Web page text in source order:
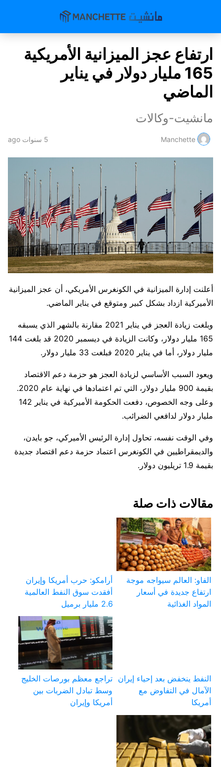
ارتفاع عجز الميزانية الأمريكية
165 مليار دولار في يناير
الماضي
مانشيت-وكالات
Manchette 5 سنوات ago
أعلنت إدارة الميزانية في الكونغرس الأمريكي، أن عجز الميزانية
الأميركية ازداد بشكل كبير ومتوقع في يناير الماضي.
وبلغت زيادة العجز في يناير 2021 مقارنة بالشهر الذي يسبقه
165 مليار دولار، وكانت الزيادة في ديسمبر 2020 قد بلغت 144
مليار دولار، أما في يناير 2020 فبلغت 33 مليار دولار​​​.
ويعود السبب الأساسي لزيادة العجز هو حزمة دعم الاقتصاد
بقيمة 900 مليار دولار، التي تم اعتمادها في نهاية عام 2020.
وعلى وجه الخصوص، دفعت الحكومة الأميركية في يناير 142
مليار دولار لدافعي الضرائب.
وفي الوقت نفسه، تحاول إدارة الرئيس الأميركي، جو بايدن،
والديمقراطيين في الكونغرس اعتماد حزمة دعم اقتصاد جديدة
بقيمة 1.9 تريليون دولار.
مقالات ذات صلة
الفاو: العالم سيواجه موجة
ارتفاع جديدة في أسعار
المواد الغذائية
أرامكو: حرب أمريكا وإيران
أفقدت سوق النفط العالمية
2.6 مليار برميل
النفط ينخفض بعد إحياء إيران
الآمال في التفاوض مع
أمريكا
تراجع معظم بورصات الخليج
وسط تبادل الضربات بين
أمريكا وإيران